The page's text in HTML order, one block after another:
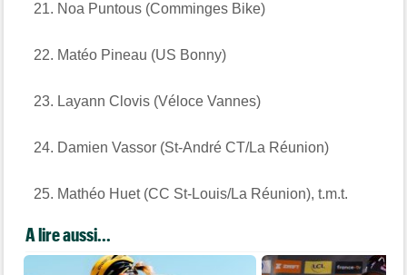
Noa Puntous (Comminges Bike)
Matéo Pineau (US Bonny)
Layann Clovis (Véloce Vannes)
Damien Vassor (St-André CT/La Réunion)
Mathéo Huet (CC St-Louis/La Réunion), t.m.t.
A lire aussi...